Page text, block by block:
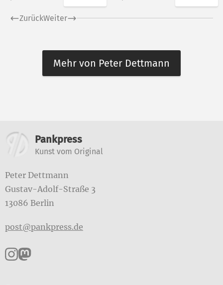
ZurückWeiter
Mehr von Peter Dettmann
Weitere Informationen
Pankpress
Kunst vom Original
Peter Dettmann
Gustav-Adolf-Straße 3
13086 Berlin
post@pankpress.de
Pankpress auf Instagram
Pankpress auf Mastodon